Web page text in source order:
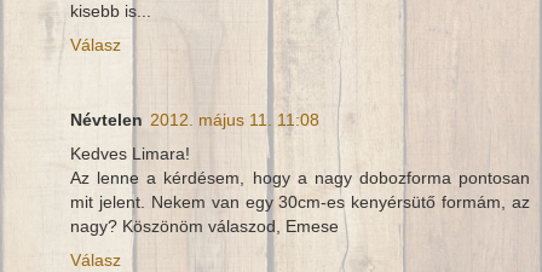
kisebb is...
Válasz
Névtelen 2012. május 11. 11:08
Kedves Limara!
Az lenne a kérdésem, hogy a nagy dobozforma pontosan
mit jelent. Nekem van egy 30cm-es kenyérsütő formám, az
nagy? Köszönöm válaszod, Emese
Válasz